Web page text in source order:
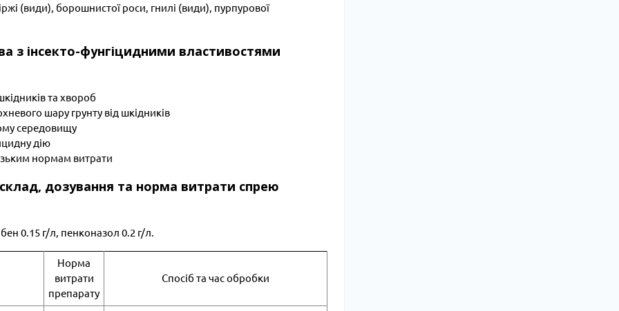
(види), борошнистої роси, гнилі (види), пурпурової
з інсекто-фунгіцидними властивостями
та хвороб
шару грунту від шкідників
середовищу
дію
нормам витрати
склад, дозування та норма витрати спрею
0.15 г/л, пенконазол 0.2 г/л.
Норма
витрати
препарату
Спосіб та час обробки